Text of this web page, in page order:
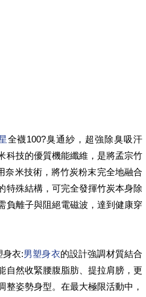
全襪100?臭通紗，超強除臭吸汗
科技的優質機能纖維，是將孟宗竹
奈米技術，將竹炭粉末完全地融合
特殊結構，可完全發揮竹炭本身除
負離子與阻絕電磁波，達到健康穿
身衣:男塑身衣的設計強調材質結合
自然收緊腰腹脂肪、提拉肩膀，更
姿勢身型。在最大極限活動中，